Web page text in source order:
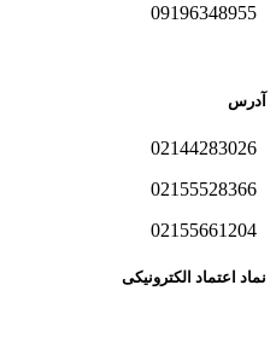
آدرس
نماد اعتماد الکترونیکی